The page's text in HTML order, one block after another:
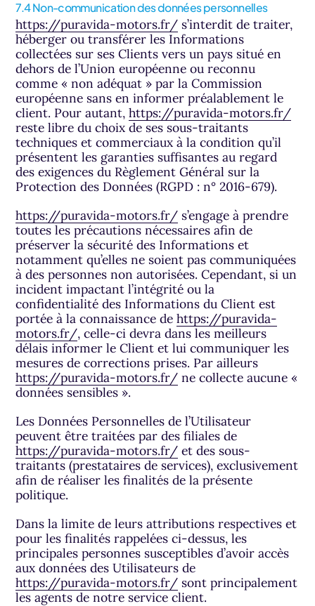
7.4 Non-communication des données personnelles
https://puravida-motors.fr/ s’interdit de traiter,
héberger ou transférer les Informations
collectées sur ses Clients vers un pays situé en
dehors de l’Union européenne ou reconnu
comme « non adéquat » par la Commission
européenne sans en informer préalablement le
client. Pour autant,https://puravida-motors.fr/
reste libre du choix de ses sous-traitants
techniques et commerciaux à la condition qu’il
présentent les garanties suffisantes au regard
des exigences du Règlement Général sur la
Protection des Données (RGPD : n° 2016-679).
https://puravida-motors.fr/ s’engage à prendre
toutes les précautions nécessaires afin de
préserver la sécurité des Informations et
notamment qu’elles ne soient pas communiquées
à des personnes non autorisées. Cependant, si un
incident impactant l’intégrité ou la
confidentialité des Informations du Client est
portée à la connaissance dehttps://puravida-
motors.fr/, celle-ci devra dans les meilleurs
délais informer le Client et lui communiquer les
mesures de corrections prises. Par ailleurs
https://puravida-motors.fr/ ne collecte aucune «
données sensibles ».
Les Données Personnelles de l’Utilisateur
peuvent être traitées par des filiales de
https://puravida-motors.fr/ et des sous-
traitants (prestataires de services), exclusivement
afin de réaliser les finalités de la présente
politique.
Dans la limite de leurs attributions respectives et
pour les finalités rappelées ci-dessus, les
principales personnes susceptibles d’avoir accès
aux données des Utilisateurs de
https://puravida-motors.fr/ sont principalement
les agents de notre service client.